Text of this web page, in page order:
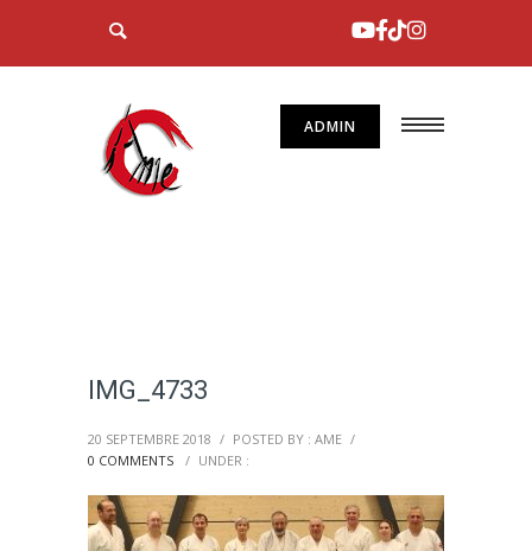
ADMIN
IMG_4733
20 SEPTEMBRE 2018 / POSTED BY : AME /
0 COMMENTS
/ UNDER :